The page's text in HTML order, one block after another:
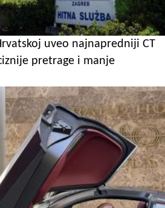
uveo najnapredniji CT
pretrage i manje